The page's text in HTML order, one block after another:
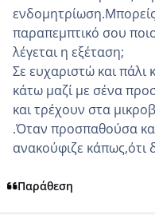
παραπεμπτικό σου
λέγεται η εξέταση;
Σε ευχαριστώ και πάλι
κάτω μαζί με σένα
και τρέχουν στα
.Όταν προσπαθούσα
ανακούφιζε κάπως,ότι
Παράθεση